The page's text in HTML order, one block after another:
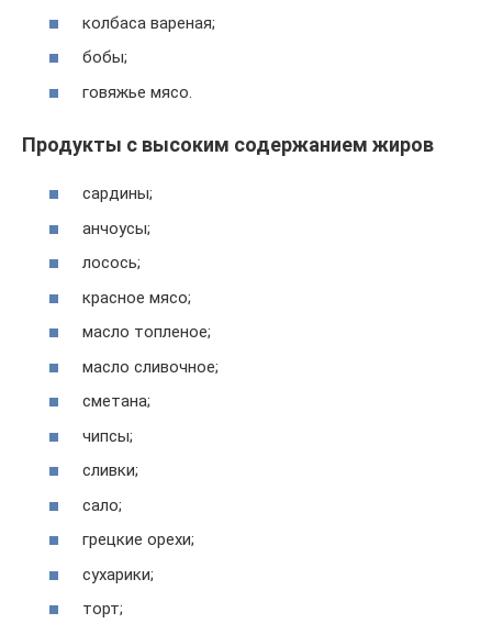
колбаса вареная;
бобы;
говяжье мясо.
Продукты с высоким содержанием жиров
сардины;
анчоусы;
лосось;
красное мясо;
масло топленое;
масло сливочное;
сметана;
чипсы;
сливки;
сало;
грецкие орехи;
сухарики;
торт;